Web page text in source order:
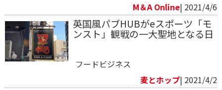
M＆A Online| 2021/4/6
英国風パブHUBがeスポーツ「モ
ンスト」観戦の一大聖地となる日
フードビジネス
麦とホップ| 2021/4/2